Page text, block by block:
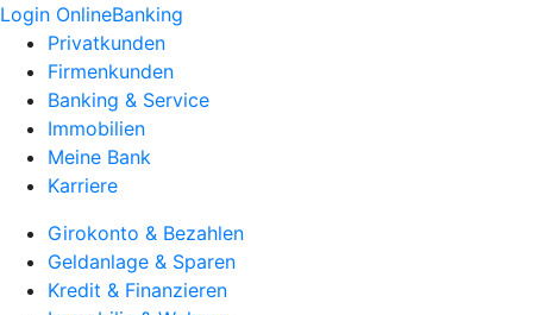
Login OnlineBanking
Privatkunden
Firmenkunden
Banking & Service
Immobilien
Meine Bank
Karriere
Girokonto & Bezahlen
Geldanlage & Sparen
Kredit & Finanzieren